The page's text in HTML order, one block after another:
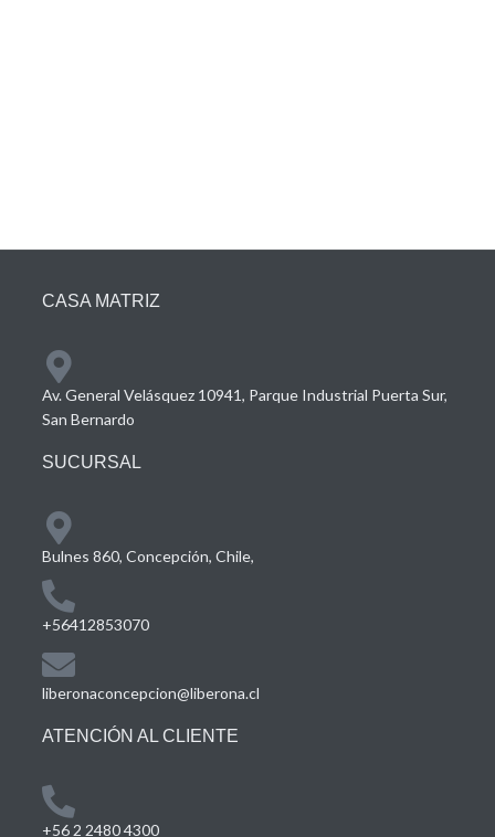
CASA MATRIZ
Av. General Velásquez 10941, Parque Industrial Puerta Sur,
San Bernardo
SUCURSAL
Bulnes 860, Concepción, Chile,
+56412853070
liberonaconcepcion@liberona.cl
ATENCIÓN AL CLIENTE
+56 2 2480 4300